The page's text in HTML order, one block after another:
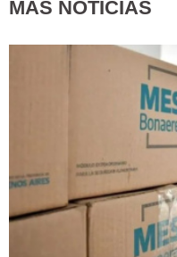
MÁS NOTICIAS